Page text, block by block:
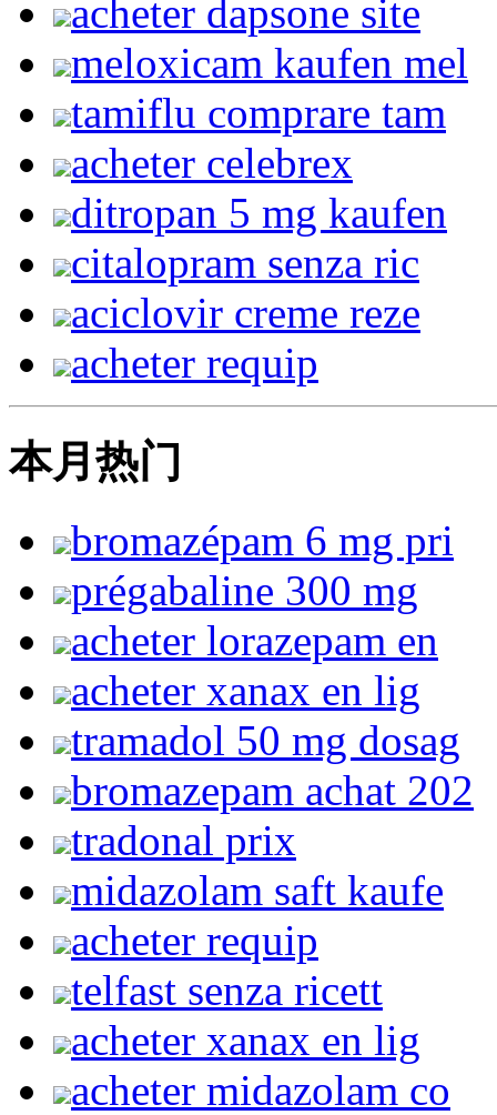
acheter dapsone site
meloxicam kaufen mel
tamiflu comprare tam
acheter celebrex
ditropan 5 mg kaufen
citalopram senza ric
aciclovir creme reze
acheter requip
本月热门
bromazépam 6 mg pri
prégabaline 300 mg
acheter lorazepam en
acheter xanax en lig
tramadol 50 mg dosag
bromazepam achat 202
tradonal prix
midazolam saft kaufe
acheter requip
telfast senza ricett
acheter xanax en lig
acheter midazolam co